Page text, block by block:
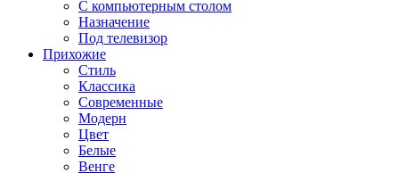
С компьютерным столом
Назначение
Под телевизор
Прихожие
Стиль
Классика
Современные
Модерн
Цвет
Белые
Венге